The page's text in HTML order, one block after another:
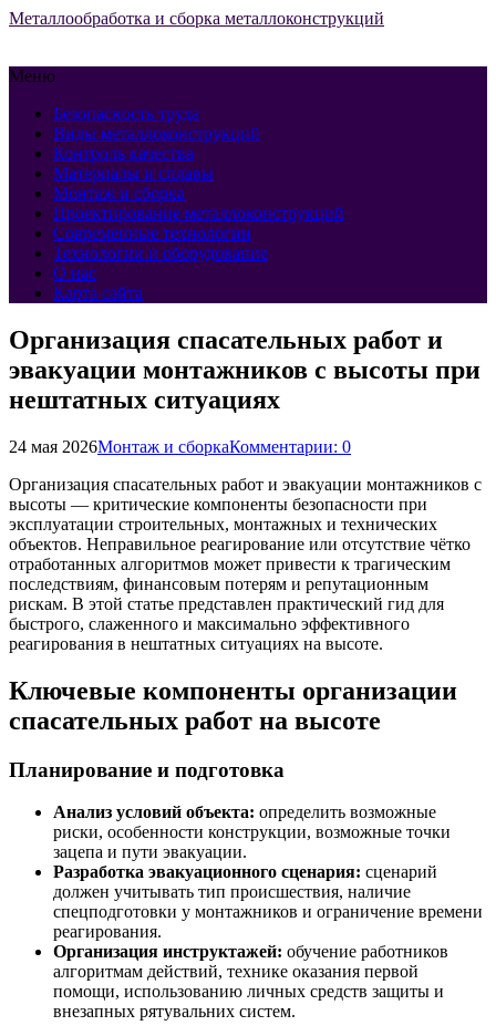
Металлообработка и сборка металлоконструкций
Меню
Безопасность труда
Виды металлоконструкций
Контроль качества
Материалы и сплавы
Монтаж и сборка
Проектирование металлоконструкций
Современные технологии
Технологии и оборудование
О нас
Карта сайта
Организация спасательных работ и
эвакуации монтажников с высоты при
нештатных ситуациях
24 мая 2026Монтаж и сборкаКомментарии: 0
Организация спасательных работ и эвакуации монтажников с
высоты — критические компоненты безопасности при
эксплуатации строительных, монтажных и технических
объектов. Неправильное реагирование или отсутствие чётко
отработанных алгоритмов может привести к трагическим
последствиям, финансовым потерям и репутационным
рискам. В этой статье представлен практический гид для
быстрого, слаженного и максимально эффективного
реагирования в нештатных ситуациях на высоте.
Ключевые компоненты организации
спасательных работ на высоте
Планирование и подготовка
Анализ условий объекта: определить возможные
риски, особенности конструкции, возможные точки
зацепа и пути эвакуации.
Разработка эвакуационного сценария: сценарий
должен учитывать тип происшествия, наличие
спецподготовки у монтажников и ограничение времени
реагирования.
Организация инструктажей: обучение работников
алгоритмам действий, технике оказания первой
помощи, использованию личных средств защиты и
внезапных рятувальних систем.